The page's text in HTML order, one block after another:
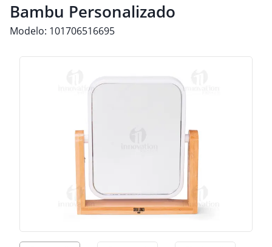
Bambu Personalizado
Modelo: 101706516695